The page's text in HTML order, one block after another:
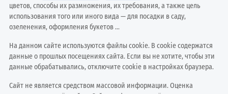
цветов, способы их размножения, их требования, а также цель
использования того или иного вида — для посадки в саду,
озеленения, оформления букетов ...
На данном сайте используются файлы cookie. В cookie содержатся
данные о прошлых посещениях сайта. Если вы не хотите, чтобы эти
данные обрабатывались, отключите cookie в настройках браузера.
Сайт не является средством массовой информации. Оценка